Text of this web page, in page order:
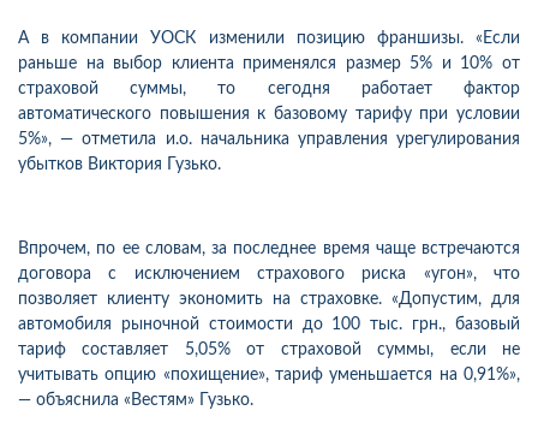
А в компании УОСК изменили позицию франшизы. «Если
раньше на выбор клиента применялся размер 5% и 10% от
страховой суммы, то сегодня работает фактор
автоматического повышения к базовому тарифу при условии
5%», — отметила и.о. начальника управления урегулирования
убытков Виктория Гузько.
Впрочем, по ее словам, за последнее время чаще встречаются
договора с исключением страхового риска «угон», что
позволяет клиенту экономить на страховке. «Допустим, для
автомобиля рыночной стоимости до 100 тыс. грн., базовый
тариф составляет 5,05% от страховой суммы, если не
учитывать опцию «похищение», тариф уменьшается на 0,91%»,
— объяснила «Вестям» Гузько.